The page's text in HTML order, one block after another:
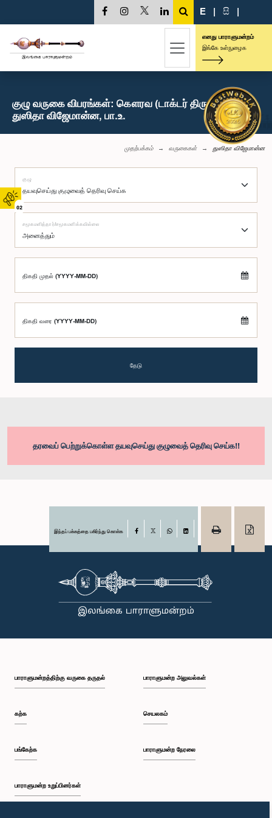
02
E | සි |
எனது பாராளுமன்றம்
இங்கே உள்நுழைக
குழு வருகை விபரங்கள்: கௌரவ (டாக்டர் திருமதி)
துஸிதா விஜேமான்ன, பா.உ.
முதற்பக்கம் வருகைகள் துஸிதா விஜேமான்ன
குழு
சமூகமளித்தார்/சமூகமளிக்கவில்லை
திகதி முதல் (YYYY-MM-DD)
திகதி வரை (YYYY-MM-DD)
தேடு
தரவைப் பெற்றுக்கொள்ள தயவுசெய்து குழுவைத் தெரிவு செய்க!!
இந்தப் பக்கத்தை பகிர்ந்து கொள்க Facebook
பாராளுமன்றத்திற்கு வருகை தருதல்
கற்க
பங்கேற்க
பாராளுமன்ற உறுப்பினர்கள்
பாராளுமன்ற அலுவல்கள்
செயலகம்
பாராளுமன்ற நேரலை